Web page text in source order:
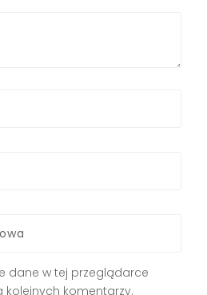
dane w tej przeglądarce
komentarzy.